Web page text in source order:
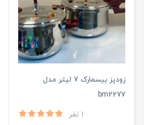
زودپز بیسمارک 7 لیتر مدل
bm2277
1 نفر